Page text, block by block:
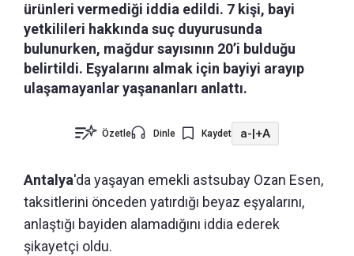
ürünleri vermediği iddia edildi. 7 kişi, bayi
yetkilileri hakkında suç duyurusunda
bulunurken, mağdur sayısının 20’i bulduğu
belirtildi. Eşyalarını almak için bayiyi arayıp
ulaşamayanlar yaşananları anlattı.
Özetle Dinle Kaydet a-|+A
Antalya'da yaşayan emekli astsubay Ozan Esen,
taksitlerini önceden yatırdığı beyaz eşyalarını,
anlaştığı bayiden alamadığını iddia ederek
şikayetçi oldu.